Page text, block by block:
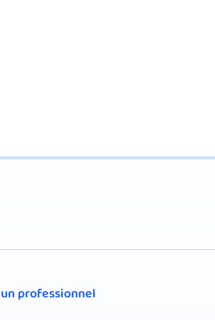
professionnel